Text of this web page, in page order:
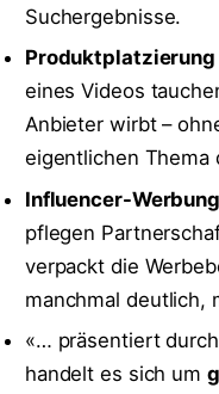
Suchergebnisse.
Produktplatzierung
eines Videos
Anbieter wirbt –
eigentlichen Thema
Influencer-Werbung
pflegen
verpackt die
manchmal deutlich,
«… präsentiert
handelt es sich um